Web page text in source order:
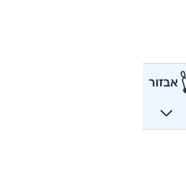
אבזור